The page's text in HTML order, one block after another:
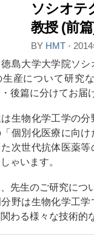
ソシオテ
教授 (前
BY HMT ⋅
島大学大学院ソ
生産について研究
後篇に分けてお届
生物化学工学の
個別化医療に向
次世代抗体医薬
ゃいます。
先生のご研究につ
野は生物化学工
関わる様々な技術